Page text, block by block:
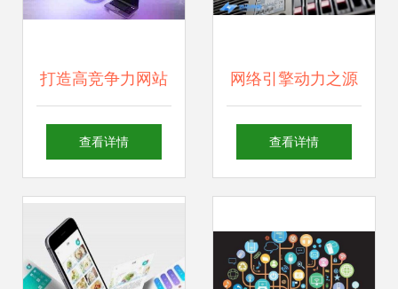
打造高竞争力网站
的关键 网络科技开
查看详情
网络引擎动力之源
重庆独迅网络科技
查看详情